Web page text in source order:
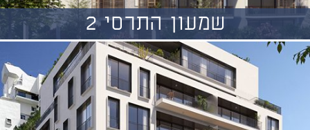
שמעון התרסי 2